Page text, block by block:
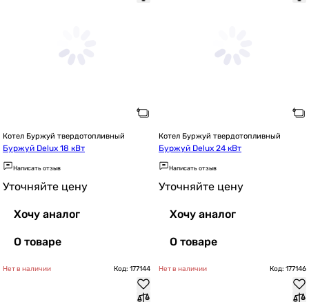
Котел Буржуй твердотопливный
Буржуй Delux 18 кВт
Написать отзыв
Уточняйте цену
Хочу аналог
О товаре
Котел Буржуй твердотопливный
Буржуй Delux 24 кВт
Написать отзыв
Уточняйте цену
Хочу аналог
О товаре
Нет в наличии Код: 177144 Нет в наличии Код: 177146